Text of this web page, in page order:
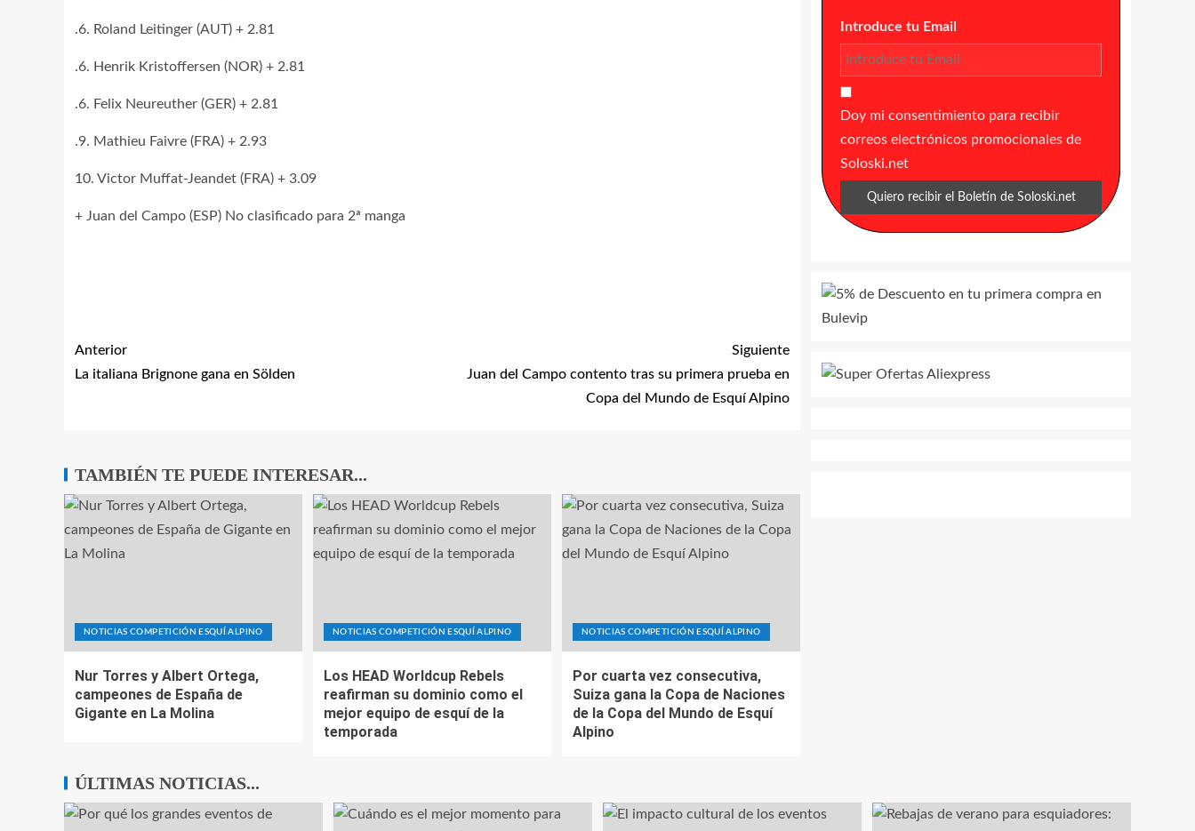
.6. Roland Leitinger (AUT) + 2.81
.6. Henrik Kristoffersen (NOR) + 2.81
.6. Felix Neureuther (GER) + 2.81
.9. Mathieu Faivre (FRA) + 2.93
10. Victor Muffat-Jeandet (FRA) + 3.09
+ Juan del Campo (ESP) No clasificado para 2ª manga
Anterior
La italiana Brignone gana en Sölden
Siguiente
Juan del Campo contento tras su primera prueba en
Copa del Mundo de Esquí Alpino
TAMBIÉN TE PUEDE INTERESAR...
NOTICIAS COMPETICIÓN ESQUÍ ALPINO
Nur Torres y Albert Ortega,
campeones de España de
Gigante en La Molina
NOTICIAS COMPETICIÓN ESQUÍ ALPINO
Los HEAD Worldcup Rebels
reafirman su dominio como el
mejor equipo de esquí de la
temporada
NOTICIAS COMPETICIÓN ESQUÍ ALPINO
Por cuarta vez consecutiva,
Suiza gana la Copa de Naciones
de la Copa del Mundo de Esquí
Alpino
Introduce tu Email
Doy mi consentimiento para recibir
correos electrónicos promocionales de
Soloski.net
ÚLTIMAS NOTICIAS...